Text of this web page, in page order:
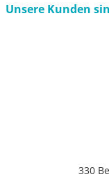
Unsere Kunden
330